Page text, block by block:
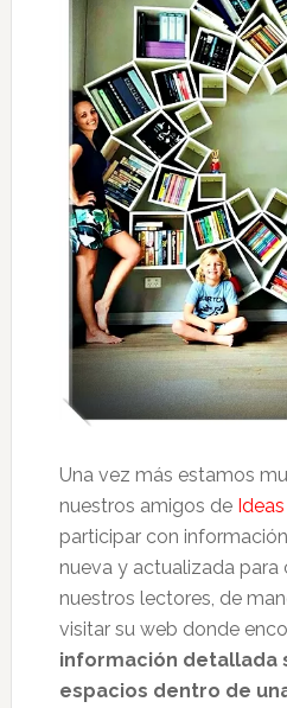
Una vez más estamos
nuestros amigos de
participar con
nueva y actualizada
nuestros lectores, de
visitar su web donde
información detallada
espacios dentro de